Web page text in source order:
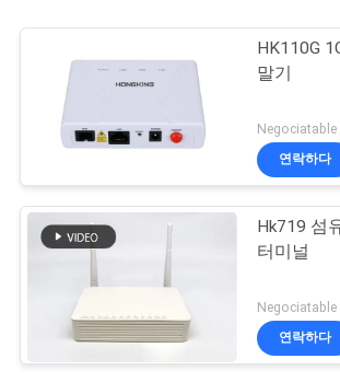
HK110G
말기
Negociatable
연락하다
Hk719 섬
터미널
Negociatable
연락하다